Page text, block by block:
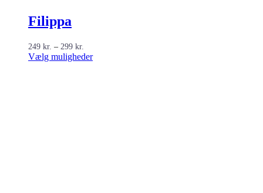
Filippa
249 kr. – 299 kr.
249 kr.
til
Vælg mulighederDette